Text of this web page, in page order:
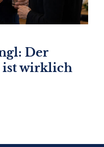
Der
ist wirklich